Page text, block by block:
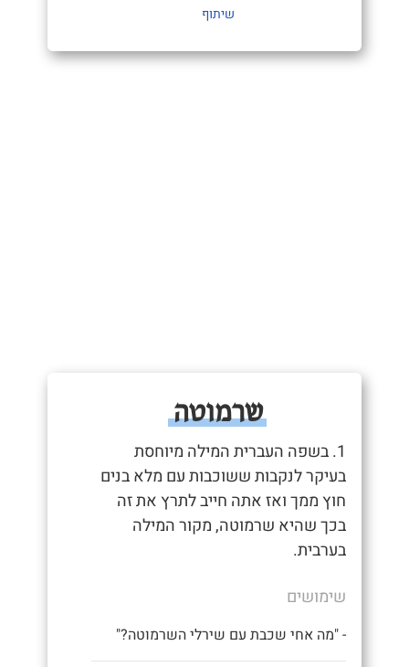
שיתוף
שרמוטה
1. בשפה העברית המילה מיוחסת
בעיקר לנקבות ששוכבות עם מלא בנים
חוץ ממך ואז אתה חייב לתרץ את זה
בכך שהיא שרמוטה, מקור המילה
בערבית.
שימושים
- "מה אחי שכבת עם שירלי השרמוטה?"